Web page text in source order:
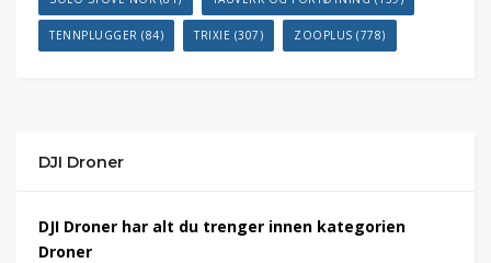
TENNPLUGGER (84) TRIXIE (307) ZOOPLUS (778)
DJI Droner
DJI Droner har alt du trenger innen kategorien
Droner